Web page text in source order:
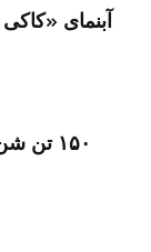
آبنمای
۱۵۰ تن شن و نمک در معابر بجنورد پاشیده شد